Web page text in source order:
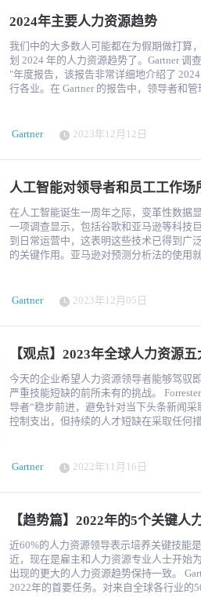
雇主来说，实现这种平衡至关重要，因为
驱动型决策将受到更多关注。 "Pope 说："对于日常任务和重大决策而言，人员分析和数据都
是必不可少的，它们将继续帮助雇主消除
扰和歧视等问题的严重程度。"因此，这
生，同时也能切实有效地解决当前的不当行为事件。" 数据也倾向于支持
重返办公室 2023 年是员工之年。当雇主们争相吸引和留住最优秀的人才时，员工们也能利用
回时，重返办公室（RTO）的浪潮是否即将到来？ "Pope 说："雇主将优先考
工和雇主都认识到了这一点的重要性。人
现场将大大提高协作性、专业性和工作效率。 根据 ResumeBuilder 最近的一项调查，
公司预测到 2024 年他们将重返办公室，
生产率和留任率等。 以人为本的文化 随着对 RTO 的进一步推动，雇主需要激发员工的积极
性，让他们尽心尽力地工作。换句话说，
大力度创建这种文化将是 2024 年的首要趋势之一。 "Pope 说："我预计，以
的工作场所。这是企业在 2024 年应关注
2024年主要人力资源趋势
我们中的大多数人可能都在为假期做打算
划 2024 年的人力资源趋势了。Gartner 调
"年度报告，该报告非常详细地介绍了
行各业。在 Gartner 的报告中，领导者和
了全球人口的可靠横截面以及他们对人力资源未来的见解。 2024
《People Matters》杂志指出，混合式工
识工作者将从事混合工作，比上一年增加
增加。 从类似的意义上讲，2024 年人力资源的新趋势可以帮助企业决定优先考虑哪些方面，
从而与竞争对手相匹敌，并为顶尖人才提
助人力资源专业人士避免在处理热点问题
势是一个很好的开始，不过最终还是需要
力。这些专家认为，管理者不仅没有做好
诺。相反，组织将发展工作角色，重新构建导致
们有能力执行的任务。公司还打算重塑经
准备的人担任主管。这两项举措结合在一
资源专业人士还打算在重建管理者习惯和
投资。RedThread 在 2022 年底进行的一
作的效率下降了 12%，因此，要想全面提升员
我们以前说过，现在还要再说一遍--组织
Gartner 受访者认为，混合工作形式是员
2023 年采取了这一举措。 2024年人力资源领导者的五大要务报告指出："要想让文化在混合世
界中取得成功，领导者必须有意识地开展
员工的文化联系通过工作本身扩散时，如
增加了通过情感接近建立联系和关注基于微观的群体体验。 人力
正稳固地处于数字化时代，企业正迅速意
处不在，76% 的人力资源领导者似乎都同
Gartner 2023年12月12日
人工智能对领导者和员工工作场
在人工智能诞生一周年之际，变革性数据
一项调查显示，包括谷歌和亚马逊等科技
到日常运营中，这表明这些技术已得到广泛采用。 实时实例凸显了人工智能在
的关键作用。亚马逊对预测分析法的使用
组织都要求员工执行耗时的重复性工作，
人工智能的一个子领域，它利用数据挖掘
更好的判断。 公司利用预测分析技术，通过分析历史销售信息和市场趋势来预测某些商品的
力。 1.2 自然语言处理 自然语言处理（NLP）是人工智能的一个独特领域，致力于理解和解读
人类语言的复杂性。NLP 算法对文本数据
图。这不仅能让企业深入了解客户反馈，
1.3 欺诈检测 在欺诈检测领域，企业普遍担心欺诈活动可能带来的经济损失、法律后果和声誉
的能力。这些分析方法的协同作用可以识
欺诈团伙，从而采取先发制人的措施阻止访问并挫败
力，而企业领导者在确保此类举措取得成
主动的态度，包括战略性分配充足的资金
道德影响。以下主要方法阐述了领导者如何有效
和战略 领导者必须首先掌握人工智能的潜在效益和风险，并将这一认识与总体业务战略结合
起来。在领导者向组织阐明自己的意图和
支持，确保达成共同愿景。 谷歌首席执行官Sundar Pichai阐述了人工智能整合的全面愿景，强
Gartner 2023年12月05日
【观点】2023年全球人力资源
今天的企业希望人力资源领导者能够驾驭
严重技能短缺的前所未有的挑战。 Forrester 的《2023 年预测：工作的未来》报告建议公司领
导者“稳步前进，避免针对当下头条新闻
控制支出，但持续的人才短缺在采取任何措施之
的业务战略，以帮助企业保持领先地位。 1. 专注于变革管理 在过去三年中，市场环境一夜之
的变化，人们对自己的工作保障失去信心
防止他们离开去寻找他们认为更安全的职位。 Gartner最近的一份报告建议道;“人力资
也会影响工作效果。采用与公司的市场发展一起的
多功能性 紧随变革管理的到来是劳动力的多功能性。 在当今的市场环境下，是时候关注员工
保留了。随着经济衰退的临近，经营精益
所需人才的答案，特别是被招聘者无法保证满
Gartner 2022年11月16日
【趋势篇】2022年的5个关键人
近60%的人力资源领导表示培养关键技能
近，现在是雇主和人力资源专业人士开始
出现的更大的人力资源趋势保持一致。 Gartner公司最新公布的研究显示了人力资源领导人在
2022年的首要任务。对来自全球各行业的